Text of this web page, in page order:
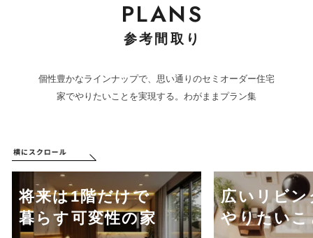
PLANS
参考間取り
個性豊かなラインナップで、思い通りのセミオーダー住宅
家でやりたいことを実現する。わがままプラン集
将来は1階だけで
暮らす可変性の家
広いリビン
やりたいこ